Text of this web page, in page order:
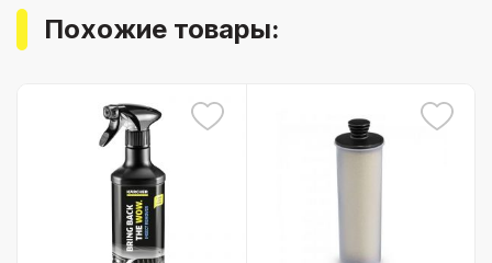
Похожие товары: